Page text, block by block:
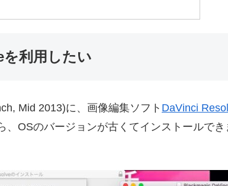
利用したい
Mid 2013)に、画像編集ソフト DaVinci
、OSのバージョンが古くてインストールでき